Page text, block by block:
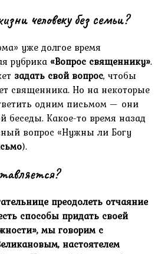
человеку без семьи?
уже долгое время
рубрика «Вопрос священнику».
задать свой вопрос, чтобы
священника. Но на некоторые
одним письмом — они
беседы. Какое-то время назад
вопрос «Нужны ли Богу
).
преодолеть отчаяние
способы придать своей
мы говорим с
настоятелем